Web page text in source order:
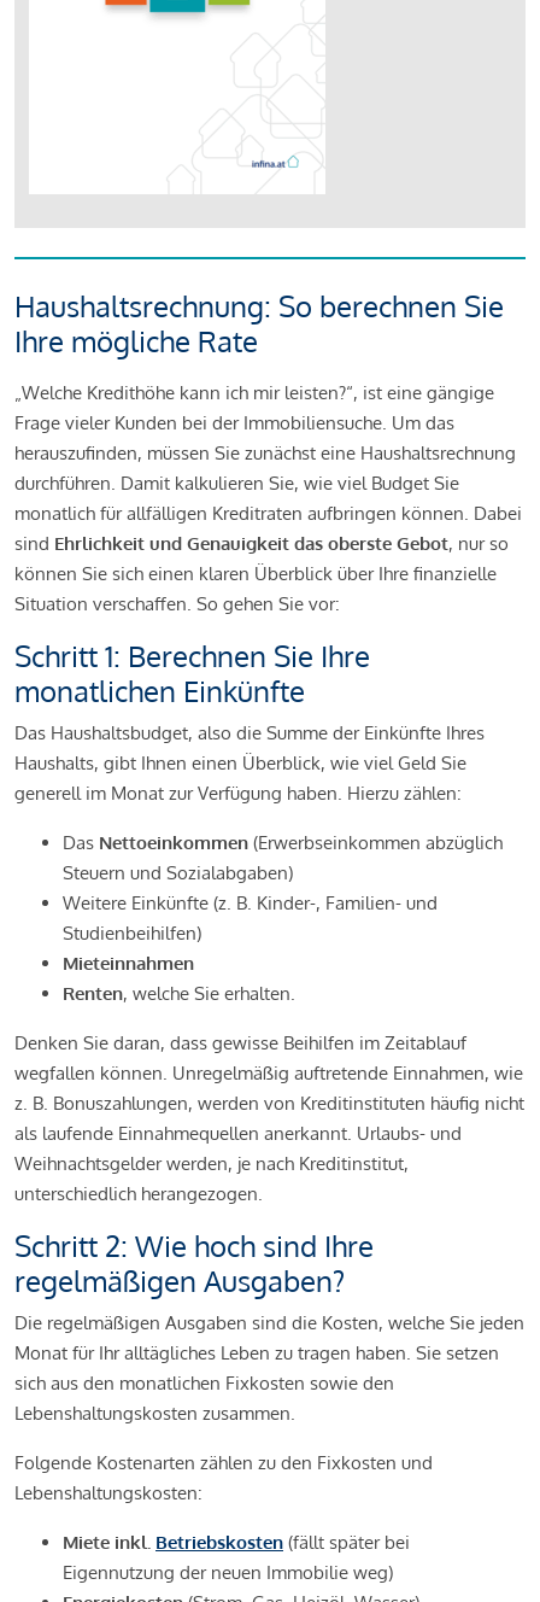
Haushaltsrechnung: So berechnen Sie
Ihre mögliche Rate
„Welche Kredithöhe kann ich mir leisten?“, ist eine gängige
Frage vieler Kunden bei der Immobiliensuche. Um das
herauszufinden, müssen Sie zunächst eine Haushaltsrechnung
durchführen. Damit kalkulieren Sie, wie viel Budget Sie
monatlich für allfälligen Kreditraten aufbringen können. Dabei
sind Ehrlichkeit und Genauigkeit das oberste Gebot, nur so
können Sie sich einen klaren Überblick über Ihre finanzielle
Situation verschaffen. So gehen Sie vor:
Schritt 1: Berechnen Sie Ihre
monatlichen Einkünfte
Das Haushaltsbudget, also die Summe der Einkünfte Ihres
Haushalts, gibt Ihnen einen Überblick, wie viel Geld Sie
generell im Monat zur Verfügung haben. Hierzu zählen:
Das Nettoeinkommen (Erwerbseinkommen abzüglich
Steuern und Sozialabgaben)
Weitere Einkünfte (z. B. Kinder-, Familien- und
Studienbeihilfen)
Mieteinnahmen
Renten, welche Sie erhalten.
Denken Sie daran, dass gewisse Beihilfen im Zeitablauf
wegfallen können. Unregelmäßig auftretende Einnahmen, wie
z. B. Bonuszahlungen, werden von Kreditinstituten häufig nicht
als laufende Einnahmequellen anerkannt. Urlaubs- und
Weihnachtsgelder werden, je nach Kreditinstitut,
unterschiedlich herangezogen.
Schritt 2: Wie hoch sind Ihre
regelmäßigen Ausgaben?
Die regelmäßigen Ausgaben sind die Kosten, welche Sie jeden
Monat für Ihr alltägliches Leben zu tragen haben. Sie setzen
sich aus den monatlichen Fixkosten sowie den
Lebenshaltungskosten zusammen.
Folgende Kostenarten zählen zu den Fixkosten und
Lebenshaltungskosten:
Miete inkl. Betriebskosten (fällt später bei
Eigennutzung der neuen Immobilie weg)